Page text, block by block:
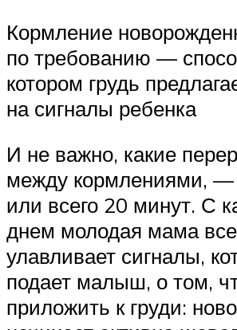
Кормление
по требованию —
котором грудь
на сигналы ребенка
И не важно, какие
между кормлениями,
или всего 20 минут. С
днем молодая мама
улавливает сигналы,
подает малыш, о том,
приложить к груди: